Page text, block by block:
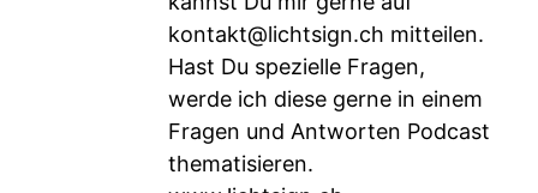
kontakt@lichtsign.ch mitteilen.
Hast Du spezielle Fragen,
werde ich diese gerne in einem
Fragen und Antworten Podcast
thematisieren.